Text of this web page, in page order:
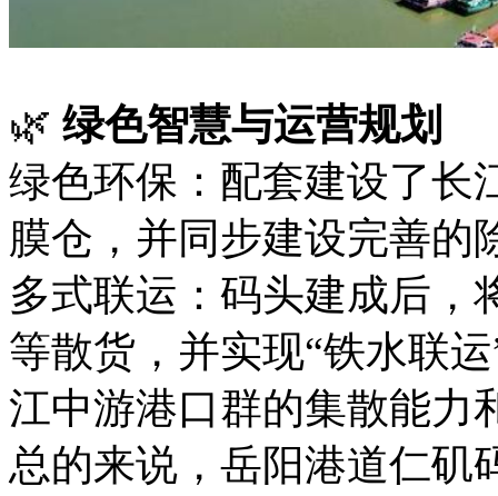
🌿 绿色智慧与运营规划
绿色环保：配套建设了长
膜仓，并同步建设完善的
多式联运：码头建成后，
等散货，并实现“铁水联
江中游港口群的集散能力
总的来说，岳阳港道仁矶